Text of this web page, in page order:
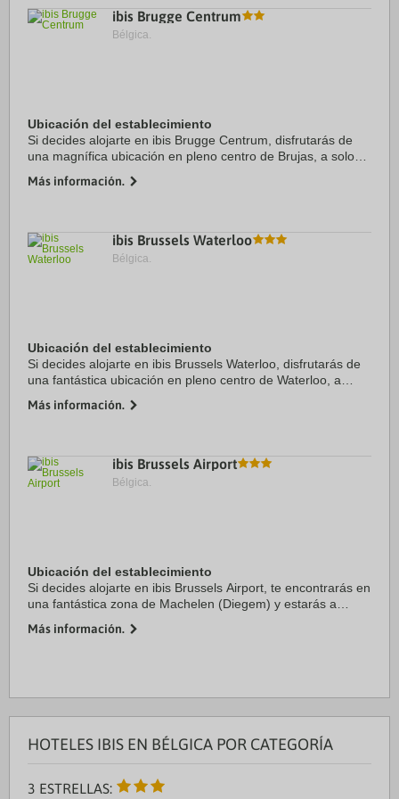
ibis Brugge Centrum
Bélgica.
Ubicación del establecimiento
Si decides alojarte en ibis Brugge Centrum, disfrutarás de
una magnífica ubicación en pleno centro de Brujas, a solo
este hotel se encuentra a 3,6 km de ...
Más información.
ibis Brussels Waterloo
Bélgica.
Ubicación del establecimiento
Si decides alojarte en ibis Brussels Waterloo, disfrutarás de
una fantástica ubicación en pleno centro de Waterloo, a
Brocante du Lion. Además, este ...
Más información.
ibis Brussels Airport
Bélgica.
Ubicación del establecimiento
Si decides alojarte en ibis Brussels Airport, te encontrarás en
una fantástica zona de Machelen (Diegem) y estarás a
Atomium. Además, este hotel se ...
Más información.
HOTELES IBIS EN BÉLGICA POR CATEGORÍA
3 ESTRELLAS: